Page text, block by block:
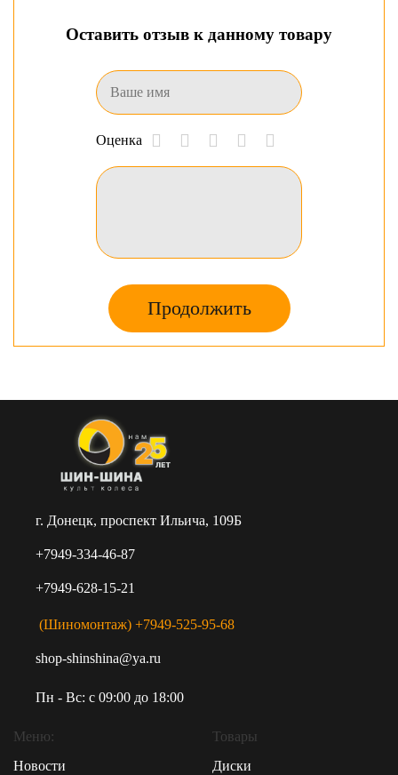
Оставить отзыв к данному товару
Оценка
Продолжить
г. Донецк, проспект Ильича, 109Б
+7949-334-46-87
+7949-628-15-21
(Шиномонтаж) +7949-525-95-68
shop-shinshina@ya.ru
Пн - Вс: c 09:00 до 18:00
Меню:
Новости
Товары
Диски